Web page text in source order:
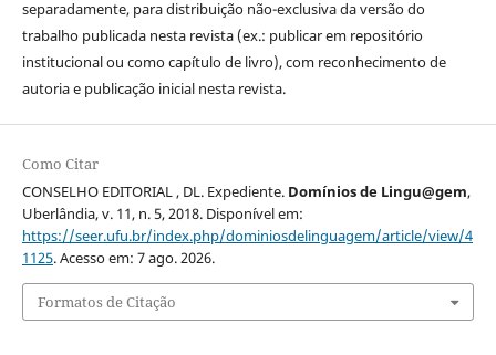
separadamente, para distribuição não-exclusiva da versão do
trabalho publicada nesta revista (ex.: publicar em repositório
institucional ou como capítulo de livro), com reconhecimento de
autoria e publicação inicial nesta revista.
Como Citar
CONSELHO EDITORIAL , DL. Expediente. Domínios de Lingu@gem,
Uberlândia, v. 11, n. 5, 2018. Disponível em:
https://seer.ufu.br/index.php/dominiosdelinguagem/article/view/4
1125. Acesso em: 7 ago. 2026.
Formatos de Citação